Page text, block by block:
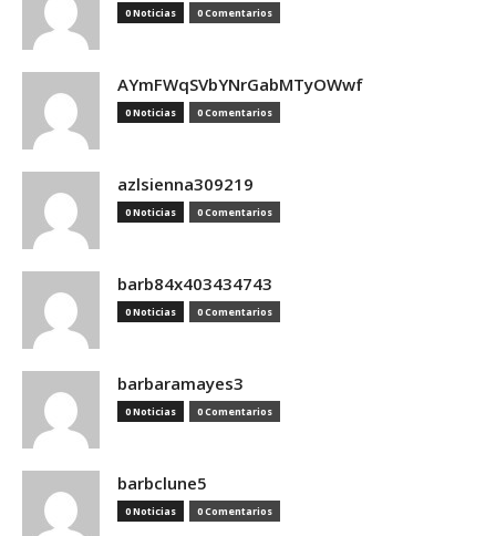
0 Noticias 0 Comentarios
AYmFWqSVbYNrGabMTyOWwf
0 Noticias 0 Comentarios
azlsienna309219
0 Noticias 0 Comentarios
barb84x403434743
0 Noticias 0 Comentarios
barbaramayes3
0 Noticias 0 Comentarios
barbclune5
0 Noticias 0 Comentarios